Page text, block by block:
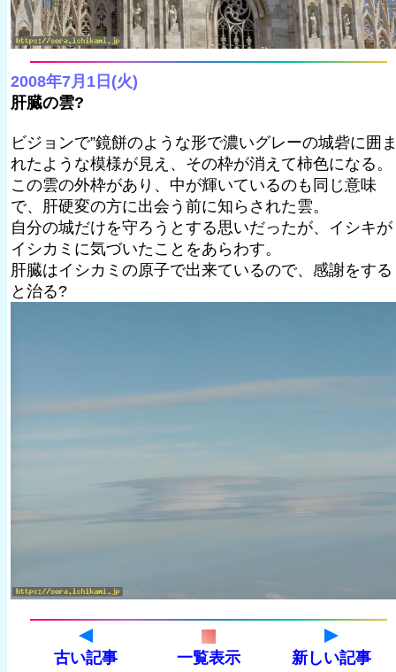
2008年7月1日(火)
肝臓の雲?
ビジョンで”鏡餅のような形で濃いグレーの城砦に囲
れたような模様が見え、その枠が消えて柿色になる。
この雲の外枠があり、中が輝いているのも同じ意味
で、肝硬変の方に出会う前に知らされた雲。
自分の城だけを守ろうとする思いだったが、イシキが
イシカミに気づいたことをあらわす。
肝臓はイシカミの原子で出来ているので、感謝をする
と治る?
古い記事 一覧表示 新しい記事